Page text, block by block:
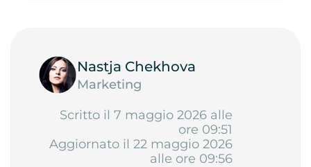
Nastja Chekhova
Marketing
Scritto il 7 maggio 2026 alle
ore 09:51
Aggiornato il 22 maggio 2026
alle ore 09:56